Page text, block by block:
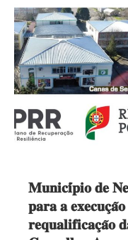
𝐌𝐮𝐧𝐢𝐜𝐢́𝐩𝐢𝐨 𝐝𝐞
𝐩𝐚𝐫𝐚 𝐚
𝐫𝐞𝐪𝐮𝐚𝐥𝐢𝐟𝐢𝐜𝐚𝐜̧𝐚̃𝐨